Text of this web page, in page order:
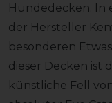
Hundedecken.
der Hersteller
besonderen
dieser Decken ist
künstliche Fell